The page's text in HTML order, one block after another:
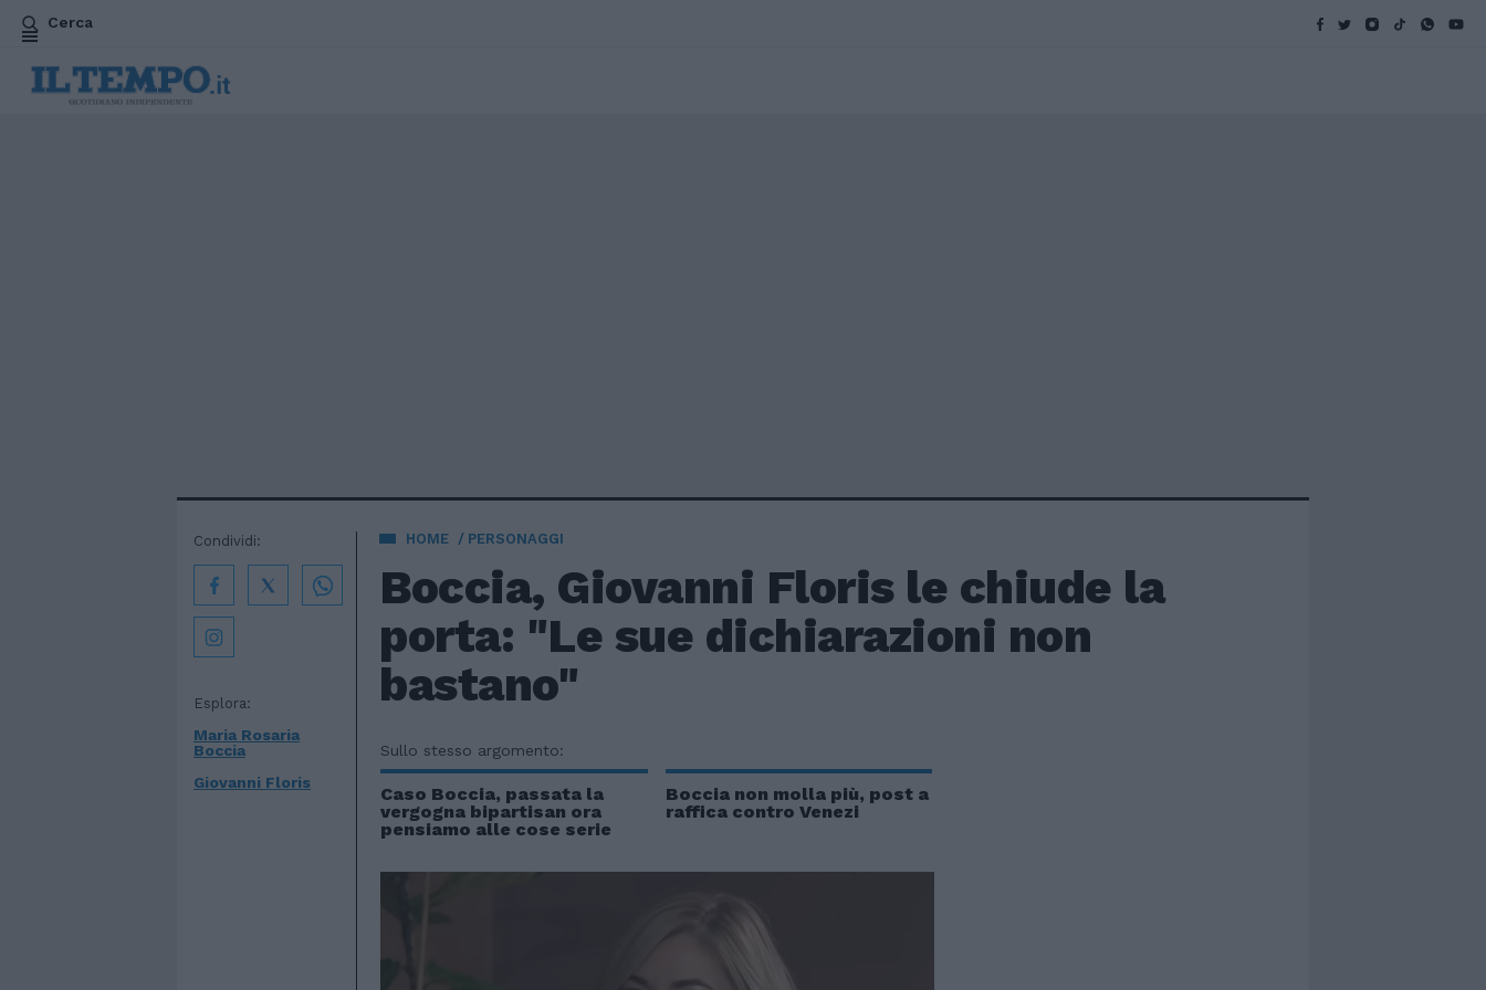
Cerca
HOME PERSONAGGI
Boccia, Giovanni Floris le chiude la
porta: "Le sue dichiarazioni non
bastano"
Esplora:
Maria Rosaria
Boccia
Giovanni Floris
Condividi:
Sullo stesso argomento:
Caso Boccia, passata la
vergogna bipartisan ora
pensiamo alle cose serie
Boccia non molla più, post a
raffica contro Venezi